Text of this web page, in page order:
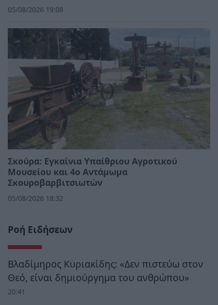
05/08/2026 19:08
Σκούρα: Εγκαίνια Υπαίθριου Αγροτικού
Μουσείου και 4ο Αντάμωμα
Σκουροβαρβιτσιωτών
05/08/2026 18:32
Ροή Ειδήσεων
Βλαδίμηρος Κυριακίδης: «Δεν πιστεύω στον
Θεό, είναι δημιούργημα του ανθρώπου»
20:41